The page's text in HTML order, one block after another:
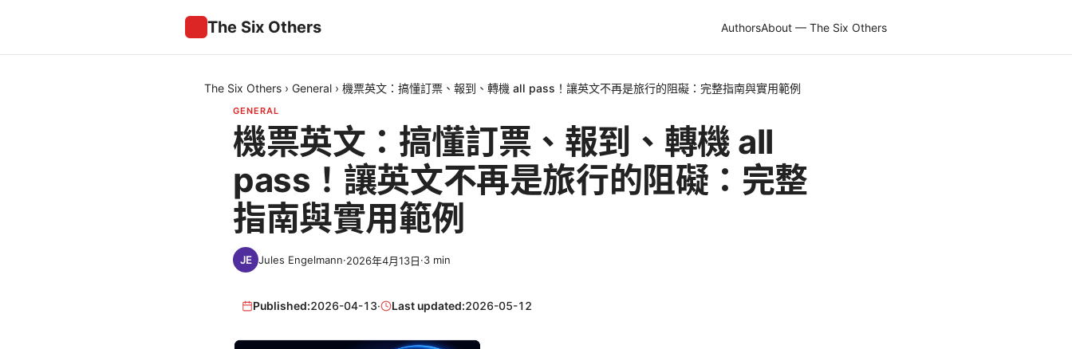
The Six Others AuthorsAbout — The Six Others
The Six Others › General › 機票英文：搞懂訂票、報到、轉機 all pass！讓英文不再是旅行的阻礙：完整指南與實用範例
GENERAL
機票英文：搞懂訂票、報到、轉機 all
pass！讓英文不再是旅行的阻礙：完整
指南與實用範例
Jules Engelmann·2026年4月13日·3 min
Published:2026-04-13· Last updated:2026-05-12